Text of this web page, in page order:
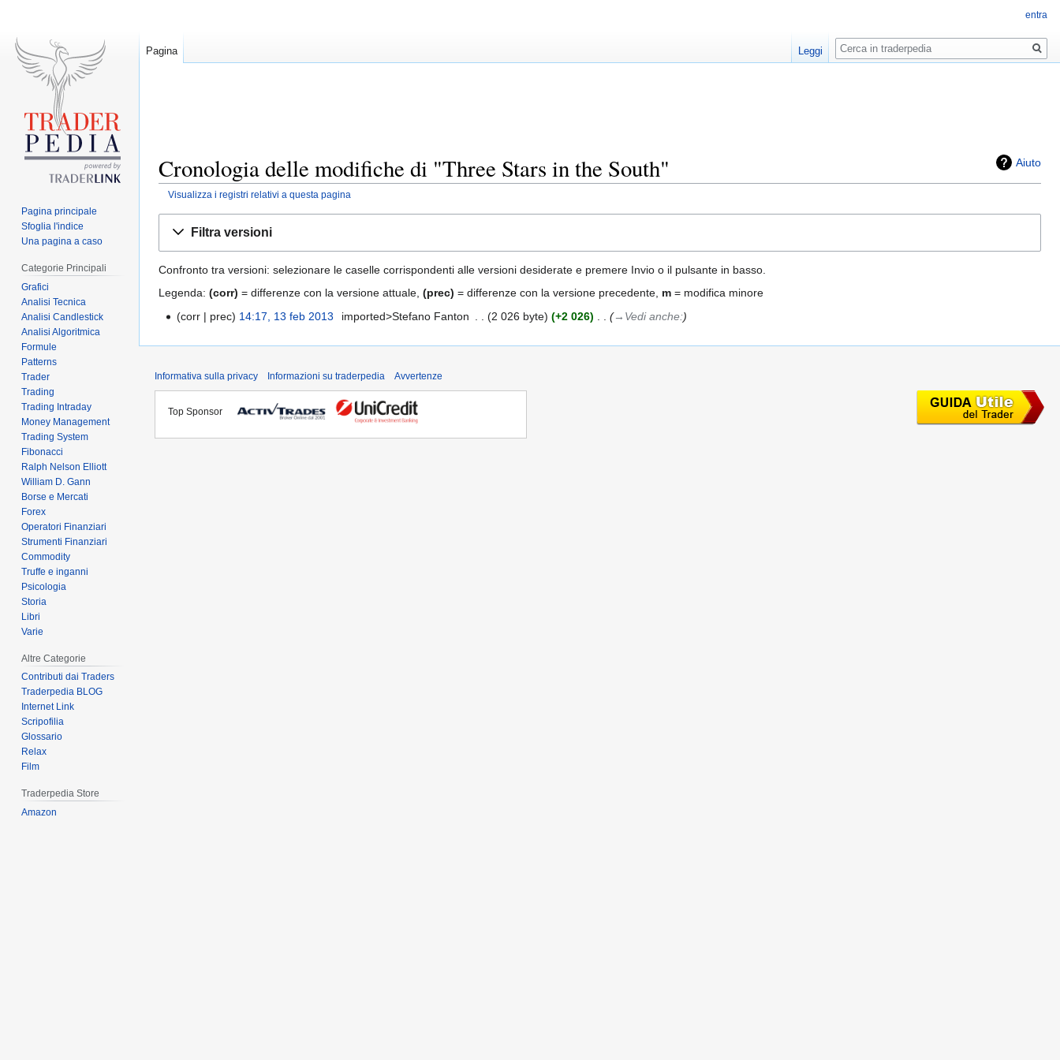
Aiuto
Cronologia delle modifiche di "Three Stars in the South"
Visualizza i registri relativi a questa pagina
Filtra versioni
Confronto tra versioni: selezionare le caselle corrispondenti alle versioni desiderate e premere Invio o il pulsante in basso.
Legenda: (corr) = differenze con la versione attuale, (prec) = differenze con la versione precedente, m = modifica minore
corr
prec 14:17, 13 feb 2013 imported>Stefano Fanton 2 026 byte +2 026 →‎Vedi anche:
entra
Pagina Leggi
Ricerca
Pagina principale
Sfoglia l'indice
Una pagina a caso
Categorie Principali
Grafici
Analisi Tecnica
Analisi Candlestick
Analisi Algoritmica
Formule
Patterns
Trader
Trading
Trading Intraday
Money Management
Trading System
Fibonacci
Ralph Nelson Elliott
William D. Gann
Borse e Mercati
Forex
Operatori Finanziari
Strumenti Finanziari
Commodity
Truffe e inganni
Psicologia
Storia
Libri
Varie
Altre Categorie
Contributi dai Traders
Traderpedia BLOG
Internet Link
Scripofilia
Glossario
Relax
Film
Traderpedia Store
Amazon
Informativa sulla privacy Informazioni su traderpedia Avvertenze
Top Sponsor